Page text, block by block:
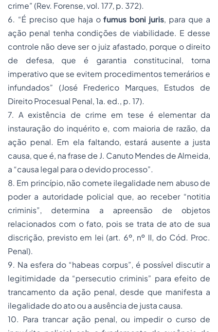
crime” (Rev. Forense,vol. 177, p. 372).
6. “É preciso que haja ofumus boni juris, para que a
ação penal tenha condições de viabilidade. E desse
controle não deve ser o juiz afastado, porque o direito
de defesa, que é garantia constitucinal, torna
imperativo que se evitem procedimentos temerários e
infundados” (José Frederico Marques, Estudos de
Direito Procesual Penal,1a. ed., p. 17).
7. A existência de crime em tese é elementar da
instauração do inquérito e, com maioria de razão, da
ação penal. Em ela faltando, estará ausente a justa
causa, que é, na frase de J. Canuto Mendes de Almeida,
a “causa legal para o devido processo”.
8. Em princípio, não comete ilegalidade nem abuso de
poder a autoridade policial que, ao receber “notitia
criminis”, determina a apreensão de objetos
relacionados com o fato, pois se trata de ato de sua
discrição, previsto em lei (art. 6º, nº II, do Cód. Proc.
Penal).
9. Na esfera do “habeas corpus”, é possível discutir a
legitimidade da “persecutio criminis” para efeito de
trancamento da ação penal, desde que manifesta a
ilegalidade do ato ou a ausência de justa causa.
10. Para trancar ação penal, ou impedir o curso de